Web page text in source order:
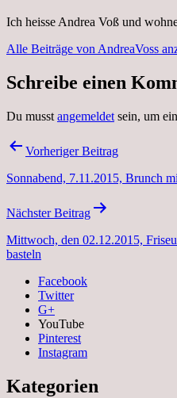
Ich heisse Andrea Voß und
Alle Beiträge von AndreaVoss
Schreibe einen
Du musst angemeldet sein, um
Beitragsnavigation
Vorheriger Beitrag
Sonnabend, 7.11.2015, Brunch
Nächster Beitrag
Mittwoch, den 02.12.2015,
basteln
Facebook
Twitter
G+
YouTube
Pinterest
Instagram
Kategorien